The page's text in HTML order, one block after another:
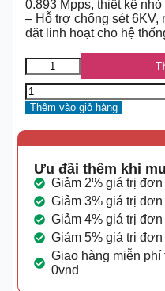
0.893 Mpps, thiết kế
– Hỗ trợ chống sét 6KV,
đặt linh hoạt cho hệ
Thêm vào giỏ hàng
Ưu đãi thêm khi
Giảm 2% giá trị
Giảm 3% giá trị
Giảm 4% giá trị
Giảm 5% giá trị
Giao hàng miễn
0vnđ